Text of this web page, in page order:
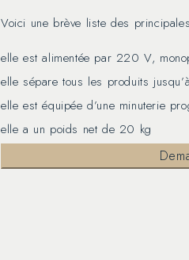
Voici une brève liste des
elle est alimentée par 220 V,
elle sépare tous les produits
elle est équipée d’une minuterie
elle a un poids net de 20 kg